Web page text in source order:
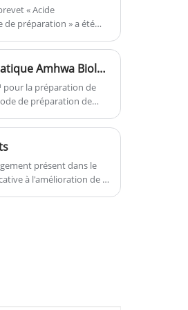
and non-
has increased its
medical and
« Acide
de préparation » a été
Bonnes nouvelles! La technologie de coupe enzymatique Amhwa Biology ProEnzy ™ a obtenu le brevet national d'invention
pour la préparation de
de préparation de
et a obtenu le
dans le domaine de la
présent dans le
à l'amélioration de la